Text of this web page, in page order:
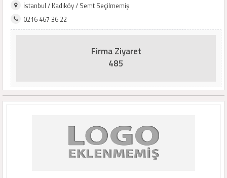
İstanbul / Kadıköy / Semt Seçilmemiş
0216 467 36 22
Firma Ziyaret
485